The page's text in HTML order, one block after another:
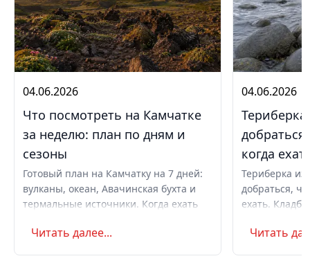
04.06.2026
Что посмотреть на Камчатке
за неделю: план по дням и
сезоны
Готовый план на Камчатку на 7 дней:
вулканы, океан, Авачинская бухта и
термальные источники. Когда ехать
самостоятельно или с туром.
Читать далее...
04.06.2026
когда
Териберка
добраться,
ехать.
Маршрут на
Читать